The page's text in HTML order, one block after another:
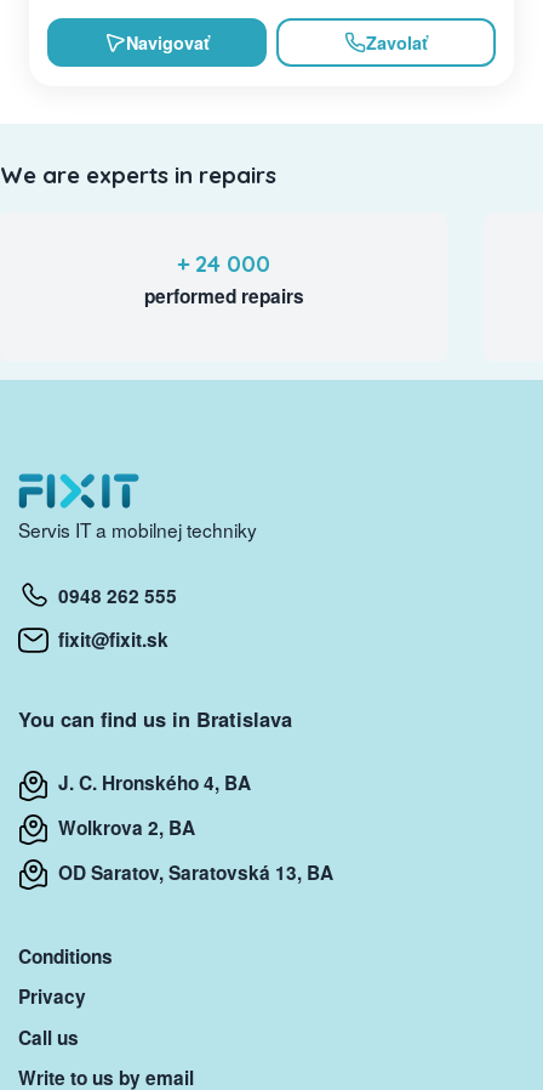
Navigovať Zavolať
We are experts in repairs
+ 24 000
performed repairs
Servis IT a mobilnej techniky
0948 262 555
fixit@fixit.sk
You can find us in Bratislava
J. C. Hronského 4, BA
Wolkrova 2, BA
OD Saratov, Saratovská 13, BA
Conditions
Privacy
Call us
Write to us by email